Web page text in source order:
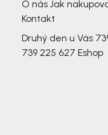
O nás Jak
Kontakt
Druhý den u Vás
739 225 627 Eshop